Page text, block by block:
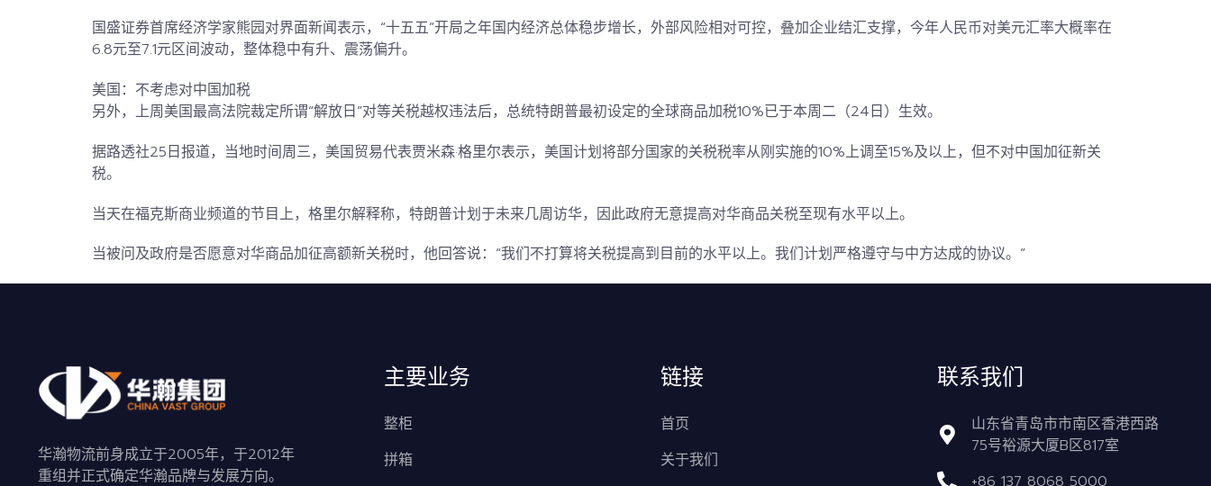
国盛证券首席经济学家熊园对界面新闻表示，“十五五”开局之年国内经济总体稳步增长，外部风险相对可控，叠加企业结汇支撑，今年人民币对美元汇率大概率在
6.8元至7.1元区间波动， 整体稳中有升、震荡偏升。
美国：不考虑对中国加税
另外，上周美国最高法院裁定所谓“解放日”对等关税越权违法后，总统特朗普最初设定的全球商品加税10%已于本周二（24日）生效。
据路透社25日报道，当地时间周三，美国贸易代表贾米森·格里尔表示，美国计划将部分国家的关税税率从刚实施的10%上调至15%及以上，但不对中国加征新关
税。
当天在福克斯商业频道的节目上，格里尔解释称，特朗普计划于未来几周访华，因此政府无意提高对华商品关税至现有水平以上。
当被问及政府是否愿意对华商品加征高额新关税时，他回答说：“我们不打算将关税提高到目前的水平以上。我们计划严格遵守与中方达成的协议。”
华瀚物流前身成立于2005年，于2012年
重组并正式确定华瀚品牌与发展方向。
主要业务
整柜
拼箱
链接
首页
关于我们
联系我们
山东省青岛市市南区香港西路
75号裕源大厦B区817室
+86 137 8068 5000